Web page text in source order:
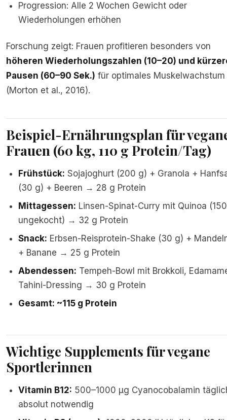
Progression: Alle 2 Wochen Gewicht oder
Wiederholungen erhöhen
Forschung zeigt: Frauen profitieren besonders von
höheren Wiederholungszahlen (10–20) und
Pausen (60–90 Sek.) für optimales Muskelwachstum
(Morton et al., 2016).
Beispiel-Ernährungsplan für
Frauen (60 kg, 110 g Protein/Tag)
Frühstück: Sojajoghurt (200 g) + Granola +
(30 g) + Beeren → 28 g Protein
Mittagessen: Linsen-Spinat-Curry mit Quinoa
ungekocht) → 32 g Protein
Snack: Erbsen-Reisprotein-Shake (30 g) +
+ Banane → 25 g Protein
Abendessen: Tempeh-Bowl mit Brokkoli,
Tahini-Dressing → 30 g Protein
Gesamt: ~115 g Protein
Wichtige Supplements für vegane
Sportlerinnen
Vitamin B12: 500–1000 µg Cyanocobalamin
absolut notwendig